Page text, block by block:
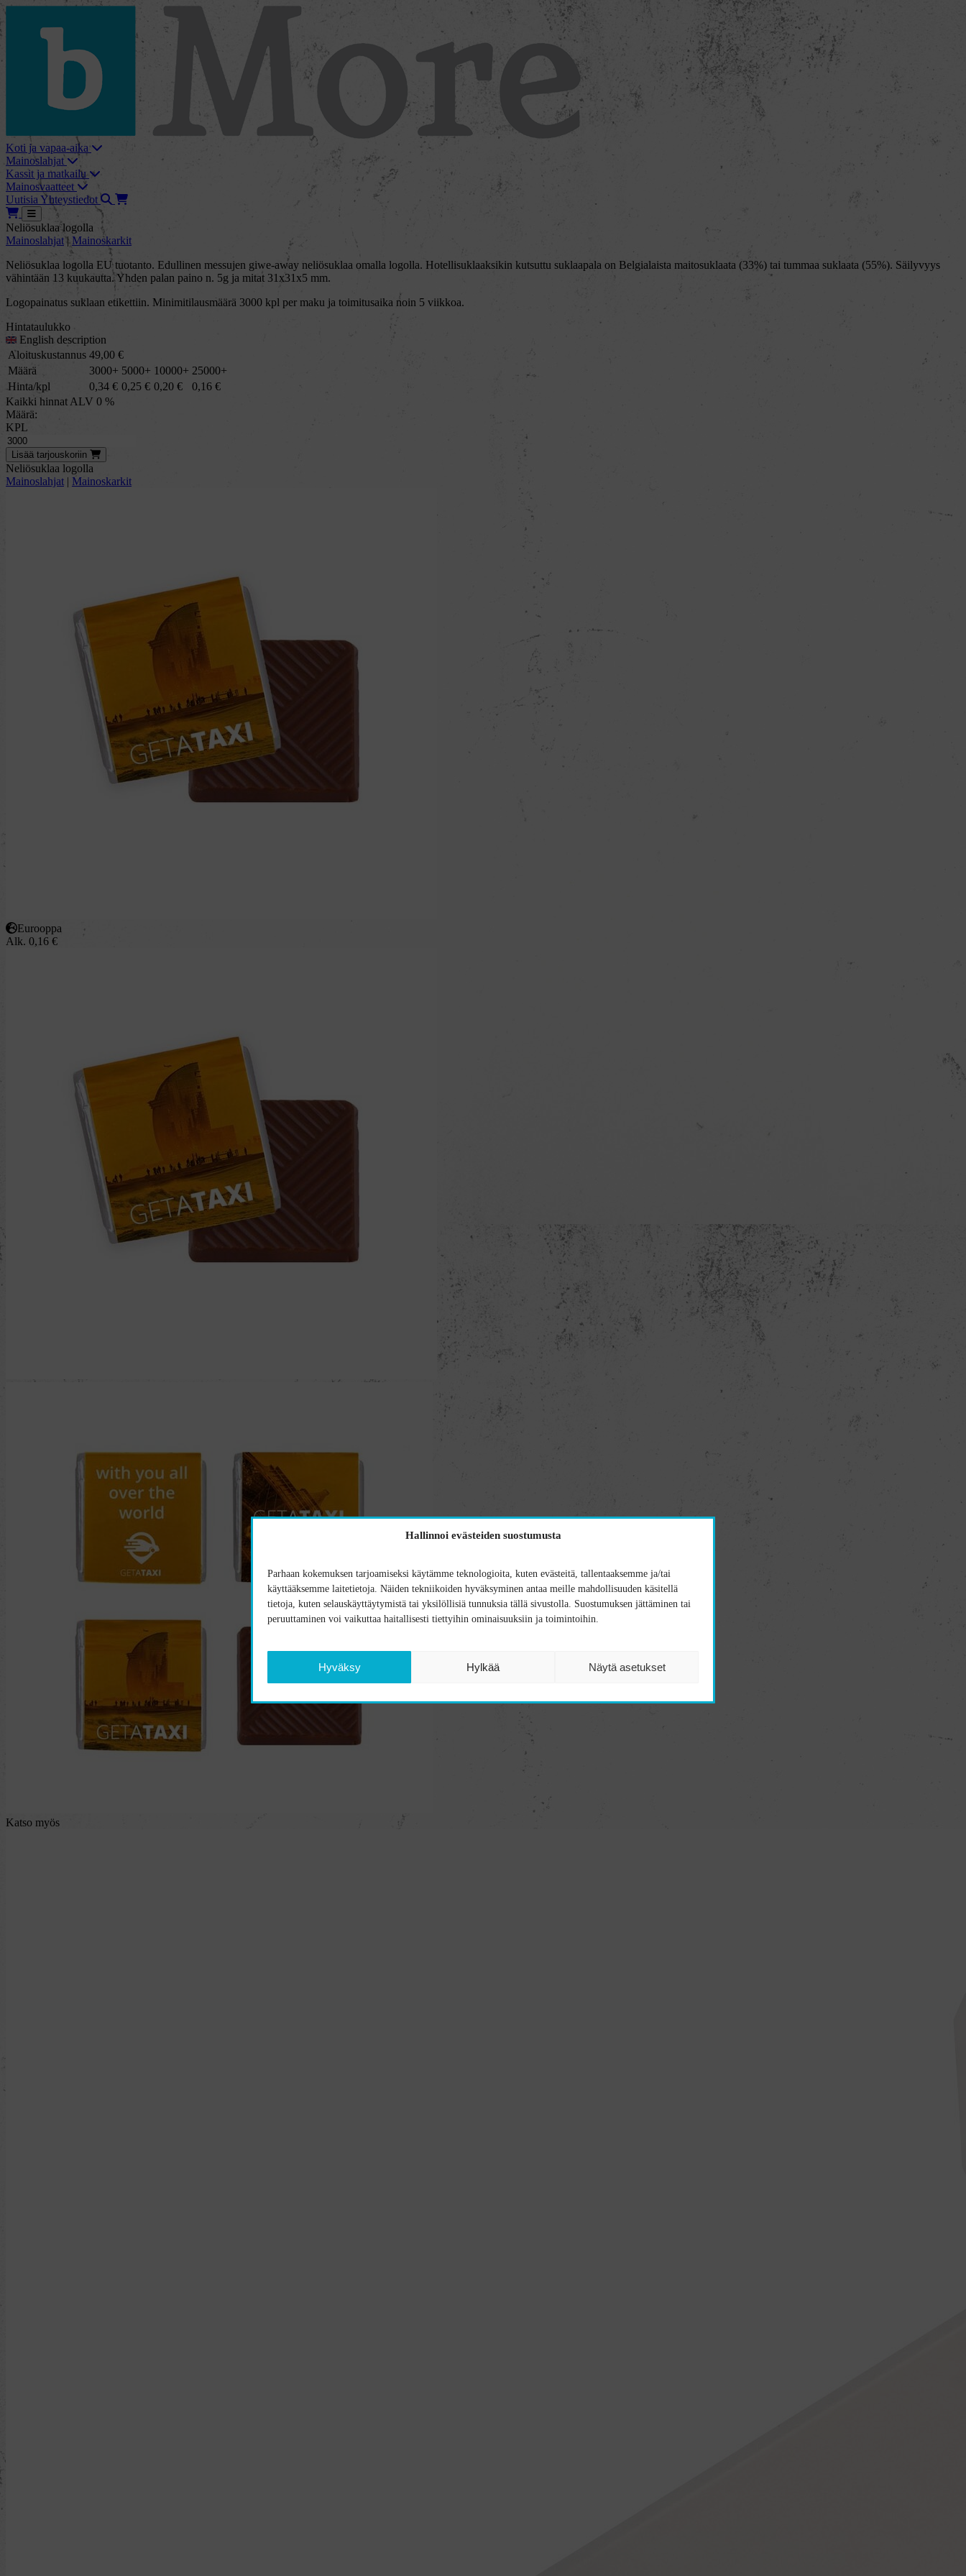
Hallinnoi evästeiden suostumusta
Parhaan kokemuksen tarjoamiseksi käytämme teknologioita, kuten evästeitä, tallentaaksemme ja/tai
käyttääksemme laitetietoja. Näiden tekniikoiden hyväksyminen antaa meille mahdollisuuden käsitellä
tietoja, kuten selauskäyttäytymistä tai yksilöllisiä tunnuksia tällä sivustolla. Suostumuksen jättäminen tai
peruuttaminen voi vaikuttaa haitallisesti tiettyihin ominaisuuksiin ja toimintoihin.
Hyväksy Hylkää Näytä asetukset
skip_to_content
bMore
Koti ja vapaa-aika
Mainoslahjat
Kassit ja matkailu
Mainosvaatteet
Uutisia Yhteystiedot HakuTarjouskori
Tarjouskori
Avaa
Neliösuklaa logolla
Mainoslahjat | Mainoskarkit
Neliösuklaa logolla EU tuotanto. Edullinen messujen giwe-away neliösuklaa omalla logolla. Hotellisuklaaksikin kutsuttu suklaapala on Belgialaista maitosuklaata (33%) tai tummaa suklaata (55%). Säilyvyys
vähintään 13 kuukautta. Yhden palan paino n. 5g ja mitat 31x31x5 mm.
Logopainatus suklaan etikettiin. Minimitilausmäärä 3000 kpl per maku ja toimitusaika noin 5 viikkoa.
Hintataulukko
English description
Aloituskustannus 49,00 €
Määrä
3000+ 5000+ 10000+ 25000+
Hinta/kpl
0,34 € 0,25 € 0,20 € 0,16 €
Kaikki hinnat ALV 0 %
Määrä:
KPL
Lisää tarjous koriin
Neliösuklaa logolla
Mainoslahjat | Mainoskarkit
Eurooppa
Alk. 0,16 €
Katso myös